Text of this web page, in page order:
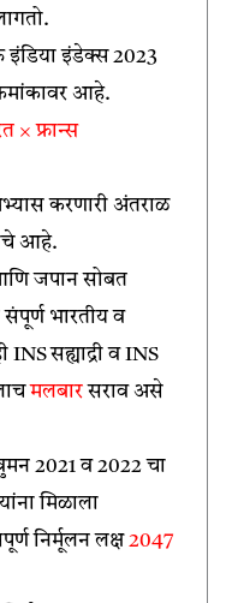
इंडेक्स 2023
आहे.
× फ्रान्स
करणारी अंतराळ
आहे.
जपान सोबत
भारतीय व
INS सह्याद्री व INS
मलबारसराव असे
वुमन 2021 व 2022 चा
मिळाला
निर्मूलन लक्ष2047